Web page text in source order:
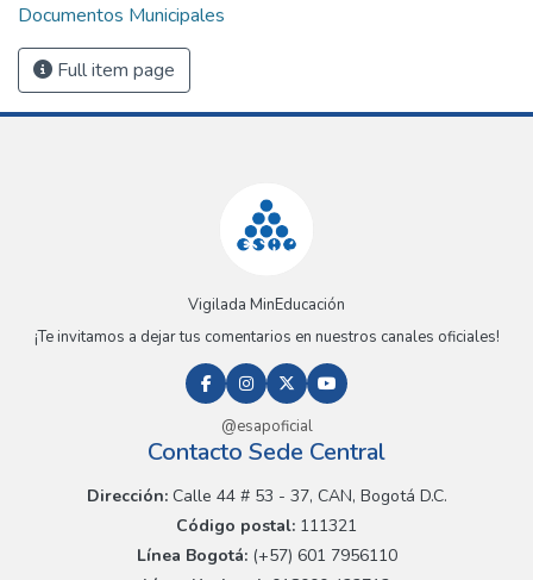
Documentos Municipales
Full item page
Vigilada MinEducación
¡Te invitamos a dejar tus comentarios en nuestros canales oficiales!
@esapoficial
Contacto Sede Central
Dirección:Calle 44 # 53 - 37, CAN, Bogotá D.C.
Código postal: 111321
Línea Bogotá:(+57) 601 7956110